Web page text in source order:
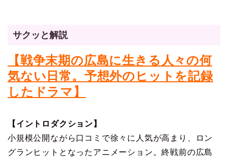
サクッと解説
【戦争末期の広島に生きる人々の何
気ない日常。予想外のヒットを記録
したドラマ】
【イントロダクション】
小規模公開ながら口コミで徐々に人気が高まり、ロン
グランヒットとなったアニメーション。終戦前の広島